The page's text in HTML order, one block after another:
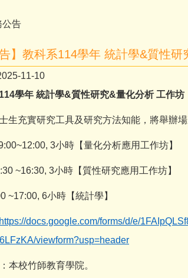
公告
告】教科系114學年 統計學&質性
11-10
114學年 統計學&質性研究&量化分析 工作坊
生充實研究工具及研究方法知能，將舉辦場
3小時【量化分析應用工作坊】
~16:30, 3小時【質性研究應用工作坊】
~17:00, 6小時【統計學】
https://docs.google.com/forms/d/e/
viewform?usp=header
本校竹師教育學院。